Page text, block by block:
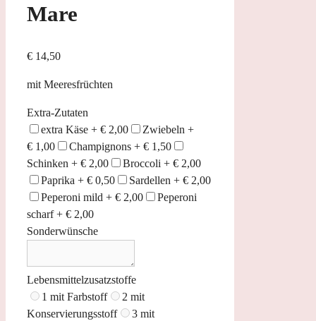
Mare
€ 14,50
mit Meeresfrüchten
Extra-Zutaten
extra Käse + € 2,00
Zwiebeln +
€ 1,00 Champignons + € 1,50
Schinken + € 2,00 Broccoli + € 2,00
Paprika + € 0,50 Sardellen + € 2,00
Peperoni mild + € 2,00
Peperoni
scharf + € 2,00
Sonderwünsche
Lebensmittelzusatzstoffe
1 mit Farbstoff
2 mit
Konservierungsstoff
3 mit